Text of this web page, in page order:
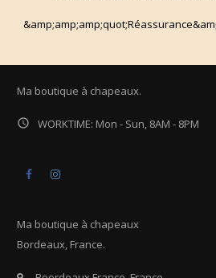
Ma boutique à chapeaux.
 WORKTIME: Mon - Sun, 8AM - 8PM
Facebook
Ma boutique à chapeaux
Bordeaux, France.